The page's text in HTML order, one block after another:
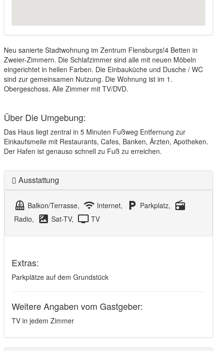
Neu sanierte Stadtwohnung im Zentrum Flensburgs!4 Betten in
Zweier-Zimmern. Die Schlafzimmer sind alle mit neuen Möbeln
eingerichtet in hellen Farben. Die Einbauküche und Dusche / WC
sind zur gemeinsamen Nutzung. Die Wohnung ist im 1.
Obergeschoss. Alle Zimmer mit TV/DVD.
Über Die Umgebung:
Das Haus liegt zentral in 5 Minuten Fußweg Entfernung zur
Einkaufsmeile mit Restaurants, Cafes, Banken, Ärzten, Apotheken.
Der Hafen ist genauso schnell zu Fuß zu erreichen.
Ausstattung
balcony Balkon/Terrasse, wifi Internet, local_parking Parkplatz, radio
Radio, satellite Sat-TV, tv TV
Extras:
Parkplätze auf dem Grundstück
Weitere Angaben vom Gastgeber:
TV in jedem Zimmer